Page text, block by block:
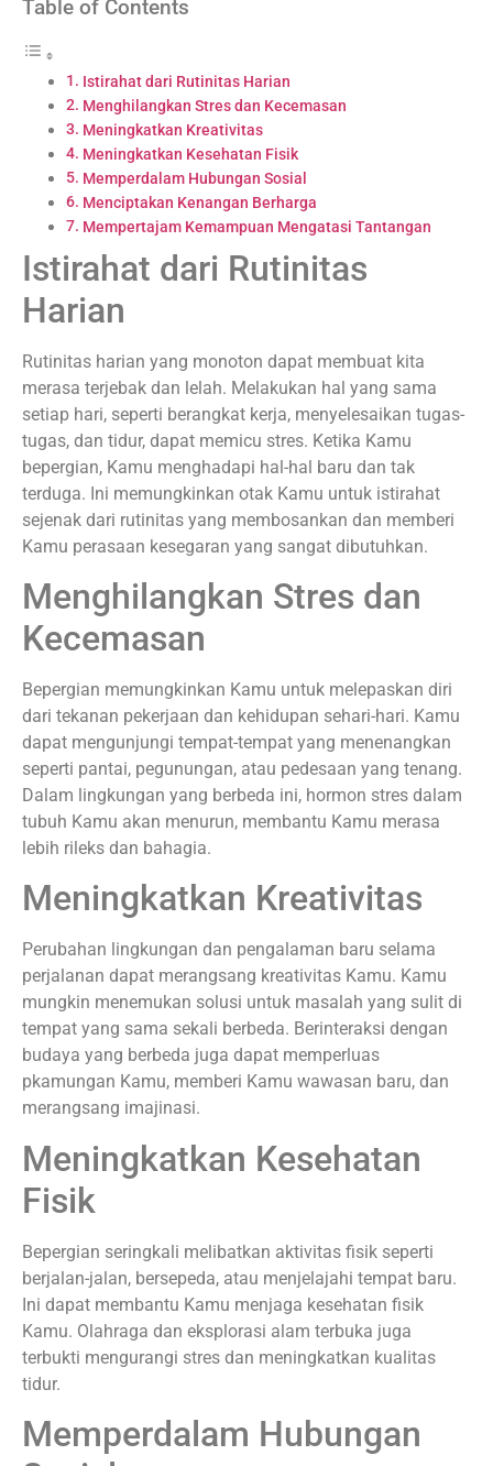
Table of Contents
Istirahat dari Rutinitas Harian
Menghilangkan Stres dan Kecemasan
Meningkatkan Kreativitas
Meningkatkan Kesehatan Fisik
Memperdalam Hubungan Sosial
Menciptakan Kenangan Berharga
Mempertajam Kemampuan Mengatasi Tantangan
Istirahat dari Rutinitas
Harian
Rutinitas harian yang monoton dapat membuat kita
merasa terjebak dan lelah. Melakukan hal yang sama
setiap hari, seperti berangkat kerja, menyelesaikan tugas-
tugas, dan tidur, dapat memicu stres. Ketika Kamu
bepergian, Kamu menghadapi hal-hal baru dan tak
terduga. Ini memungkinkan otak Kamu untuk istirahat
sejenak dari rutinitas yang membosankan dan memberi
Kamu perasaan kesegaran yang sangat dibutuhkan.
Menghilangkan Stres dan
Kecemasan
Bepergian memungkinkan Kamu untuk melepaskan diri
dari tekanan pekerjaan dan kehidupan sehari-hari. Kamu
dapat mengunjungi tempat-tempat yang menenangkan
seperti pantai, pegunungan, atau pedesaan yang tenang.
Dalam lingkungan yang berbeda ini, hormon stres dalam
tubuh Kamu akan menurun, membantu Kamu merasa
lebih rileks dan bahagia.
Meningkatkan Kreativitas
Perubahan lingkungan dan pengalaman baru selama
perjalanan dapat merangsang kreativitas Kamu. Kamu
mungkin menemukan solusi untuk masalah yang sulit di
tempat yang sama sekali berbeda. Berinteraksi dengan
budaya yang berbeda juga dapat memperluas
pkamungan Kamu, memberi Kamu wawasan baru, dan
merangsang imajinasi.
Meningkatkan Kesehatan
Fisik
Bepergian seringkali melibatkan aktivitas fisik seperti
berjalan-jalan, bersepeda, atau menjelajahi tempat baru.
Ini dapat membantu Kamu menjaga kesehatan fisik
Kamu. Olahraga dan eksplorasi alam terbuka juga
terbukti mengurangi stres dan meningkatkan kualitas
tidur.
Memperdalam Hubungan